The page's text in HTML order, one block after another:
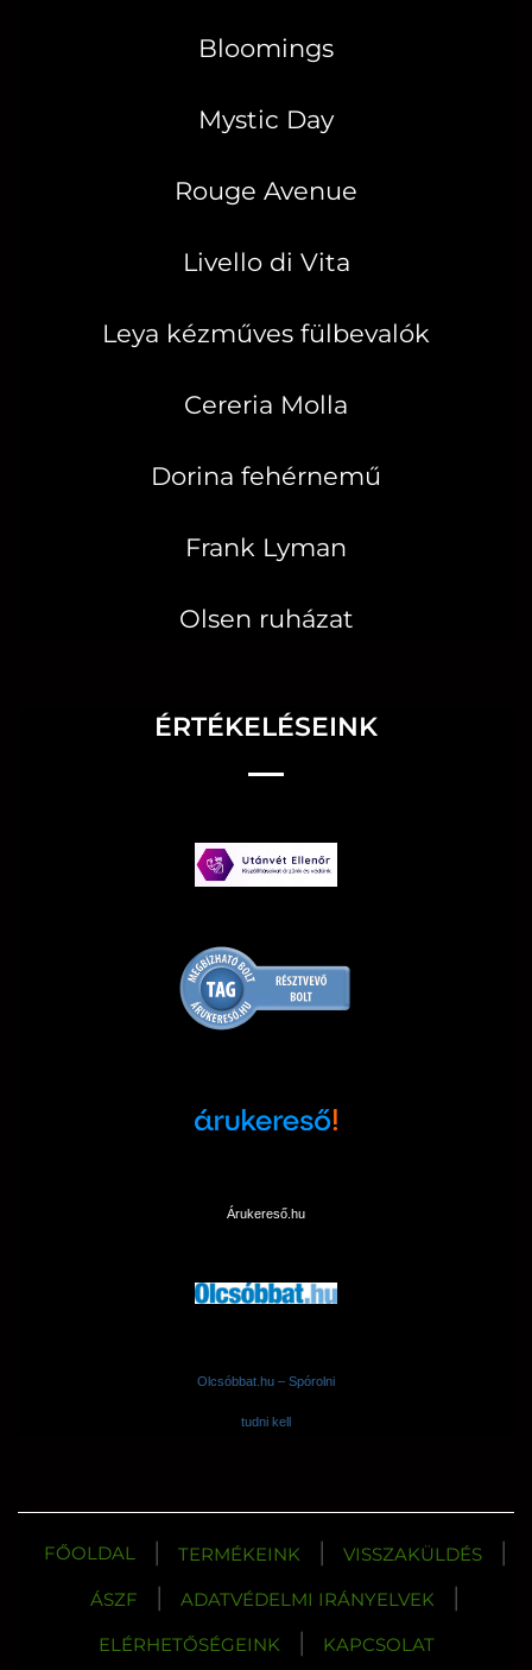
Bloomings
Mystic Day
Rouge Avenue
Livello di Vita
Leya kézműves fülbevalók
Cereria Molla
Dorina fehérnemű
Frank Lyman
Olsen ruházat
ÉRTÉKELÉSEINK
Árukereső.hu
Olcsóbbat.hu – Spórolni
tudni kell
FŐOLDAL | TERMÉKEINK | VISSZAKÜLDÉS |
ÁSZF | ADATVÉDELMI IRÁNYELVEK |
ELÉRHETŐSÉGEINK | KAPCSOLAT